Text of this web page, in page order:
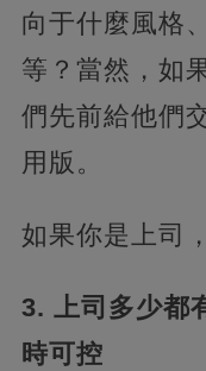
向于什麼風格
等？當然，如
們先前給他們
用版。
如果你是上司
3. 上司多少都
時可控